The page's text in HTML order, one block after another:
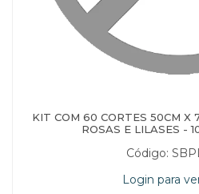
KIT COM 60 CORTES 50CM X
ROSAS E LILASES -
Código:
Login para